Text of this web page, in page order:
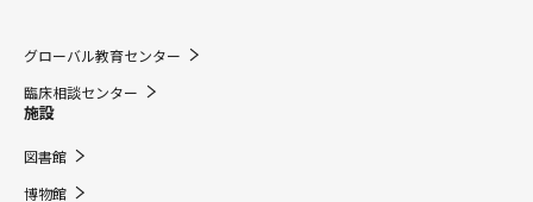
グローバル教育センター
臨床相談センター
施設
図書館
博物館